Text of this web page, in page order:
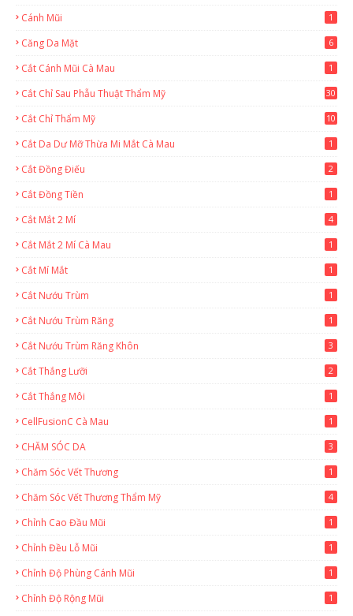
Cánh Mũi 1
Căng Da Mặt 6
Cắt Cánh Mũi Cà Mau 1
Cắt Chỉ Sau Phẫu Thuật Thẩm Mỹ 30
Cắt Chỉ Thẩm Mỹ 10
Cắt Da Dư Mỡ Thừa Mi Mắt Cà Mau 1
Cắt Đồng Điếu 2
Cắt Đồng Tiền 1
Cắt Mắt 2 Mí 4
Cắt Mắt 2 Mí Cà Mau 1
Cắt Mí Mắt 1
Cắt Nướu Trùm 1
Cắt Nướu Trùm Răng 1
Cắt Nướu Trùm Răng Khôn 3
Cắt Thắng Lưỡi 2
Cắt Thắng Môi 1
CellFusionC Cà Mau 1
CHĂM SÓC DA 3
Chăm Sóc Vết Thương 1
Chăm Sóc Vết Thương Thẩm Mỹ 4
Chỉnh Cao Đầu Mũi 1
Chỉnh Đều Lỗ Mũi 1
Chỉnh Độ Phùng Cánh Mũi 1
Chỉnh Độ Rộng Mũi 1